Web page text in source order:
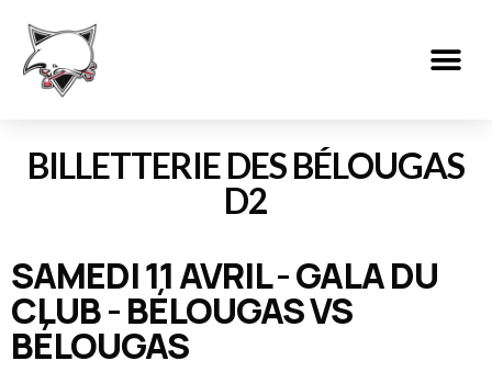
BILLETTERIE DES BÉLOUGAS
D2
SAMEDI 11 AVRIL - GALA DU
CLUB - BÉLOUGAS VS
BÉLOUGAS